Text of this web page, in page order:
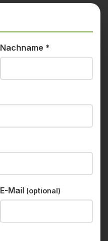
Nachname *
E-Mail (optional)